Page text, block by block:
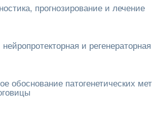
прогнозирование и лечение
и
обоснование патогенетических